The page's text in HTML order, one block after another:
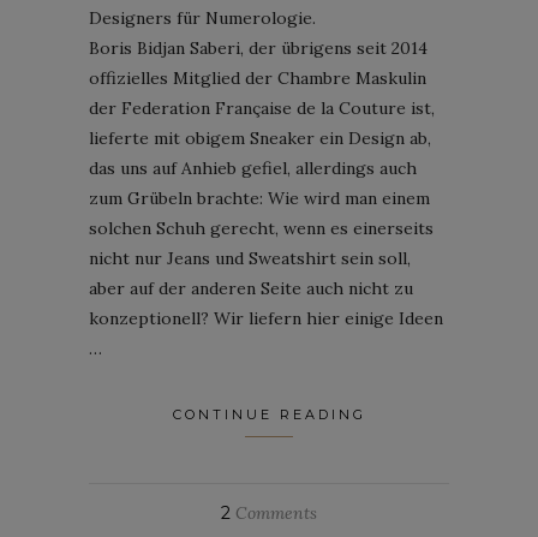
Designers für Numerologie.
Boris Bidjan Saberi, der übrigens seit 2014
offizielles Mitglied der Chambre Maskulin
der Federation Française de la Couture ist,
lieferte mit obigem Sneaker ein Design ab,
das uns auf Anhieb gefiel, allerdings auch
zum Grübeln brachte: Wie wird man einem
solchen Schuh gerecht, wenn es einerseits
nicht nur Jeans und Sweatshirt sein soll,
aber auf der anderen Seite auch nicht zu
konzeptionell? Wir liefern hier einige Ideen
…
CONTINUE READING
2 Comments